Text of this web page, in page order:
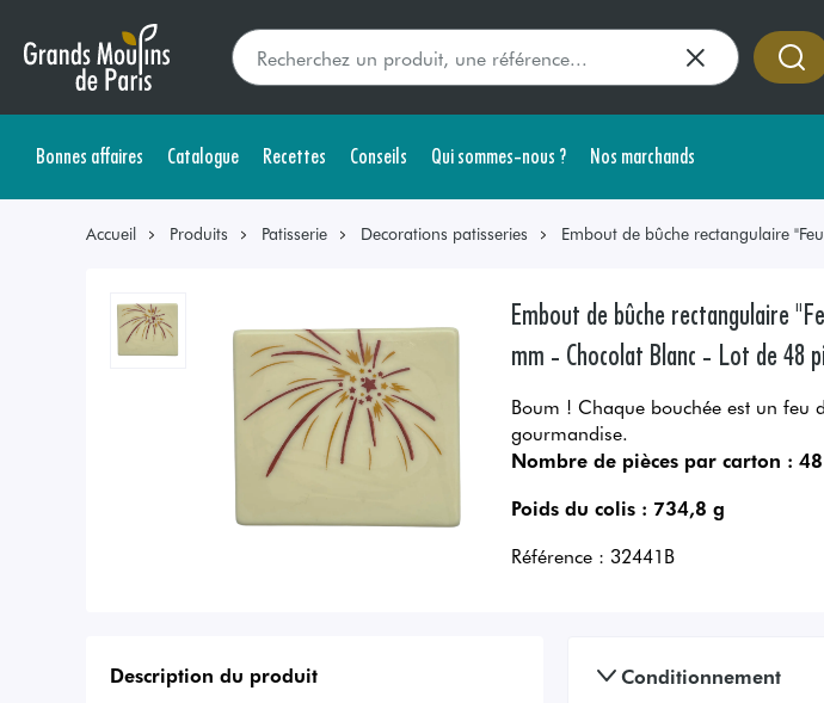
Bonnes affaires Catalogue Recettes Conseils Qui sommes-nous ? Nos marchands
Accueil Produits Patisserie Decorations patisseries Embout de bûche rectangulaire
Embout de bûche rectangulaire
mm - Chocolat Blanc - Lot de 48
Boum ! Chaque bouchée est un feu
gourmandise.
Nombre de pièces par carton : 48
Poids du colis : 734,8 g
Référence : 32441B
Description du produit
Conditionnement